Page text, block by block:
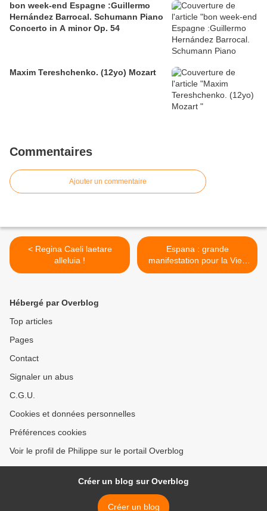
bon week-end Espagne :Guillermo
Hernández Barrocal. Schumann Piano
Concerto in A minor Op. 54
Maxim Tereshchenko. (12yo) Mozart
Commentaires
Ajouter un commentaire
< Regina Caeli laetare
alleluia !
Espana : grande
manifestation pour la Vie .
dimanche 26 juin à 12h00.
Hébergé par Overblog
Top articles
Pages
Contact
Signaler un abus
C.G.U.
Cookies et données personnelles
Préférences cookies
Voir le profil de Philippe sur le portail Overblog
Créer un blog sur Overblog
Créer un blog